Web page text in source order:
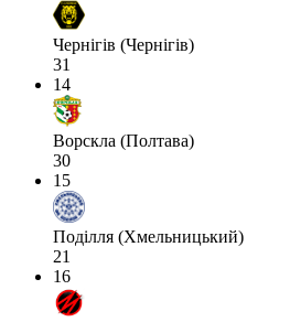
Чернігів (Чернігів)
31
14
Ворскла (Полтава)
30
15
Поділля (Хмельницький)
21
16